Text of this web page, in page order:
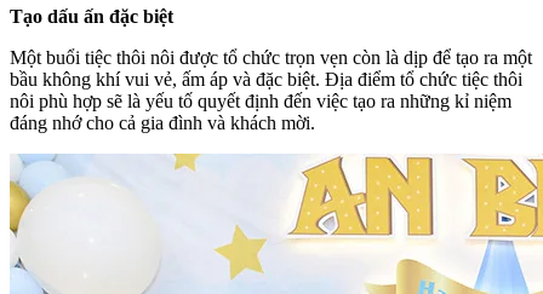
Tạo dấu ấn đặc biệt
Một buổi tiệc thôi nôi được tổ chức trọn vẹn còn là dịp để tạo ra một
bầu không khí vui vẻ, ấm áp và đặc biệt. Địa điểm tổ chức tiệc thôi
nôi phù hợp sẽ là yếu tố quyết định đến việc tạo ra những kỉ niệm
đáng nhớ cho cả gia đình và khách mời.